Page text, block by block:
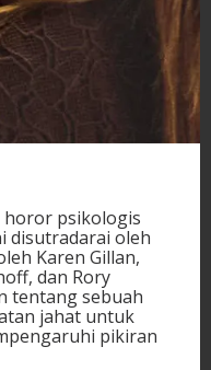
horor psikologis
disutradarai oleh
Karen Gillan,
dan Rory
tentang sebuah
jahat untuk
pikiran